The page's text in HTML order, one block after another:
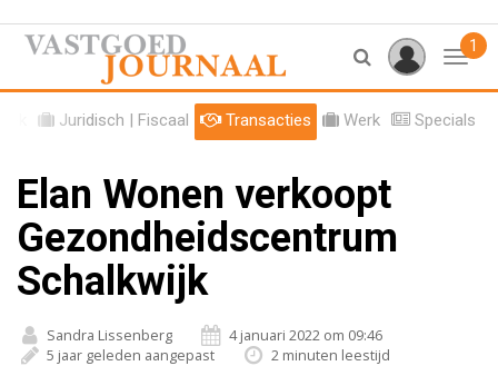
1
Juridisch | Fiscaal Transacties Werk Specials
Elan Wonen verkoopt
Gezondheidscentrum
Schalkwijk
Sandra Lissenberg
4 januari 2022 om 09:46
5 jaar geleden aangepast
2 minuten leestijd